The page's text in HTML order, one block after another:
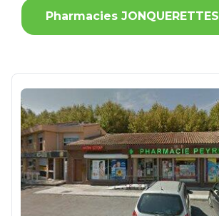
Pharmacies JONQUERETTES